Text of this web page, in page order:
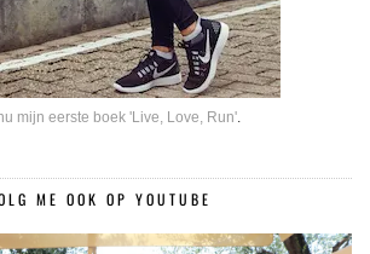
mijn eerste boek 'Live, Love, Run'.
ME OOK OP YOUTUBE